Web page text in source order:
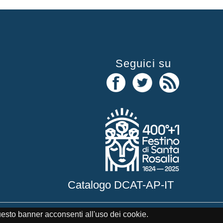
Catalogo DCAT-AP-IT
Seguici su
banner acconsenti all'uso dei cookie.